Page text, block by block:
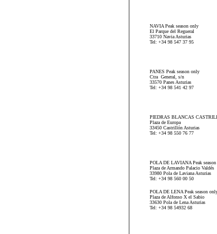
NAVIA Peak season only
El Parque del Regueral
33710 Navia Asturias
Tel: +34 98 547 37 95
PANES Peak season only
Ctra General, s/n
33570 Panes Asturias
Tel: +34 98 541 42 97
PIEDRAS BLANCAS
Plaza de Europa
33450 Castrillón Asturias
Tel: +34 98 550 76 77
POLA DE LAVIANA Peak
Plaza de Armando Palacio Valdés
33980 Pola de Laviana Asturias
Tel: +34 98 560 00 50
POLA DE LENA Peak season
Plaza de Alfonso X el Sabio
33630 Pola de Lena Asturias
Tel: +34 98 54932 68